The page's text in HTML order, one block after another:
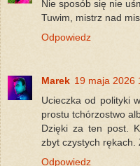
Nie sposób się nie
Tuwim, mistrz nad
Odpowiedz
Marek 19 maja 2026
Ucieczka od polityki
prostu tchórzostwo
Dzięki za ten post.
zbyt czystych rękach.
Odpowiedz